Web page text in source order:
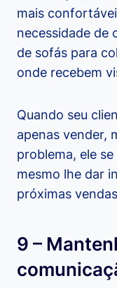
mais
necessidade de
de sofás para
onde recebem
Quando seu
apenas vender,
problema, ele
mesmo lhe dar
próximas
9 –